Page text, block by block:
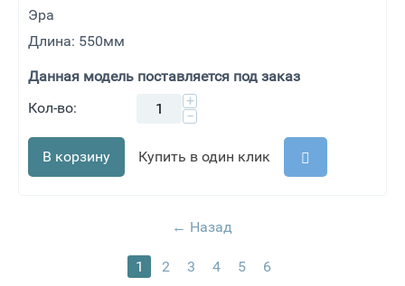
Эра
Длина: 550мм
Данная модель поставляется под заказ
Кол-во:
+
−
В корзину Купить в один клик
Назад
1 2 3 4 5 6